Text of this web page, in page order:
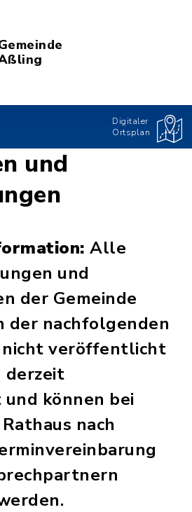
Digitaler
Ortsplan
und
Alle
und
der Gemeinde
der nachfolgenden
veröffentlicht
derzeit
können bei
nach